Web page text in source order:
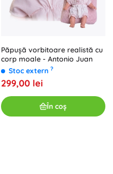
Păpușă vorbitoare realistă cu
corp moale - Antonio Juan
Stoc extern ?
299,00 lei
În coș